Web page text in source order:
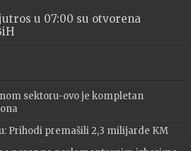
u 07:00 su otvorena
sektoru-ovo je kompletan
Prihodi premašili 2,3 milijarde KM